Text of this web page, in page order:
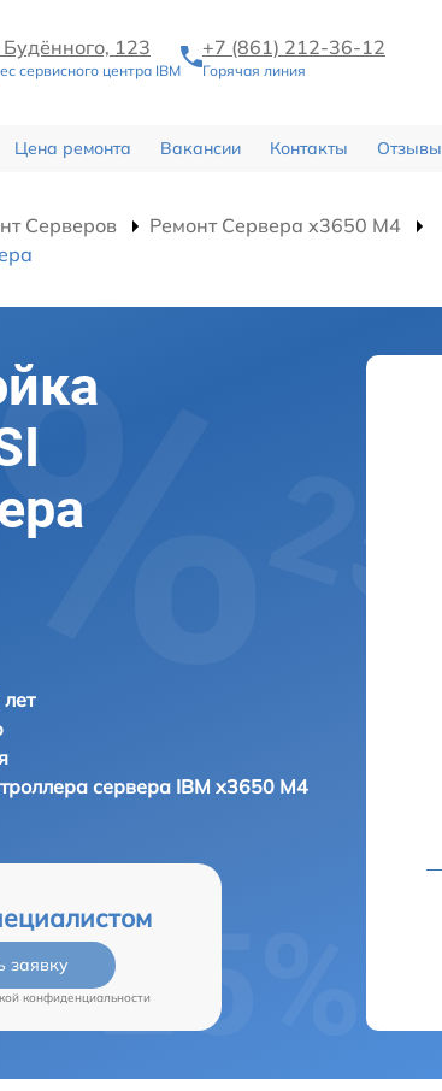
Будённого, 123
сервисного центра IBM
+7 (861) 212-36-12
Горячая линия
Цена ремонта Вакансии Контакты Отзывы
Серверов
Ремонт Сервера x3650 M4
сервера IBM x3650 M4
заявку
конфиденциальности